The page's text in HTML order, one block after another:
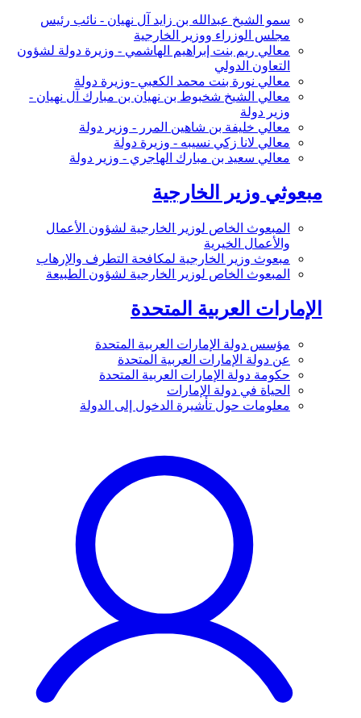
سمو الشيخ عبدالله بن زايد آل نهيان - نائب رئيس
مجلس الوزراء ووزير الخارجية
معالي ريم بنت إبراهيم الهاشمي - وزيرة دولة لشؤون
التعاون الدولي
معالي نورة بنت محمد الكعبي -وزيرة دولة
معالي الشيخ شخبوط بن نهيان بن مبارك آل نهيان -
وزير دولة
معالي خليفة بن شاهين المرر - وزير دولة
معالي لانا زكي نسيبه - وزيرة دولة
معالي سعيد بن مبارك الهاجري - وزير دولة
مبعوثي وزير الخارجية
المبعوث الخاص لوزير الخارجية لشؤون الأعمال
والأعمال الخيرية
مبعوث وزير الخارجية لمكافحة التطرف والإرهاب
المبعوث الخاص لوزير الخارجية لشؤون الطبيعة
الإمارات العربية المتحدة
مؤسس دولة الإمارات العربية المتحدة
عن دولة الإمارات العربية المتحدة
حكومة دولة الإمارات العربية المتحدة
الحياة في دولة الإمارات
معلومات حول تأشيرة الدخول إلى الدولة